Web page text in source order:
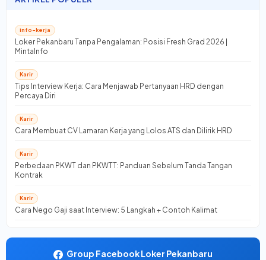
info-kerja
Loker Pekanbaru Tanpa Pengalaman: Posisi Fresh Grad 2026 |
MintaInfo
Karir
Tips Interview Kerja: Cara Menjawab Pertanyaan HRD dengan
Percaya Diri
Karir
Cara Membuat CV Lamaran Kerja yang Lolos ATS dan Dilirik HRD
Karir
Perbedaan PKWT dan PKWTT: Panduan Sebelum Tanda Tangan
Kontrak
Karir
Cara Nego Gaji saat Interview: 5 Langkah + Contoh Kalimat
Group Facebook Loker Pekanbaru